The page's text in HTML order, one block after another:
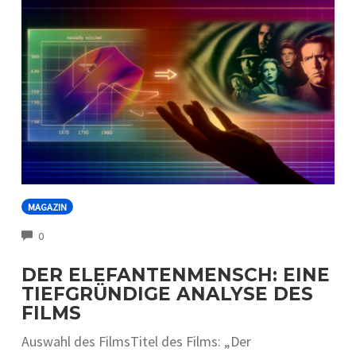
MAGAZIN
0COMMENTS
DER ELEFANTENMENSCH: EINE
TIEFGRÜNDIGE ANALYSE DES
FILMS
Auswahl d‬es FilmsTitel d‬es Films: „Der